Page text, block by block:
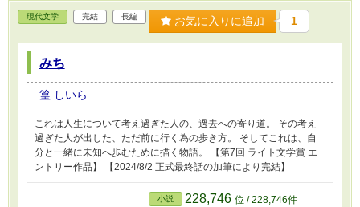
現代文学 完結 長編 お気に入りに追加 1
みち
篁 しいら
これは人生について考え過ぎた人の、過去への寄り道。 その考え
過ぎた人が出した、ただ前に行く為の歩き方。 そしてこれは、自
分と一緒に未知へ歩むために描く物語。 【第7回 ライト文学賞 エ
ントリー作品】 【2024/8/2 正式最終話の加筆により完結】
小説 228,746 位 / 228,746件